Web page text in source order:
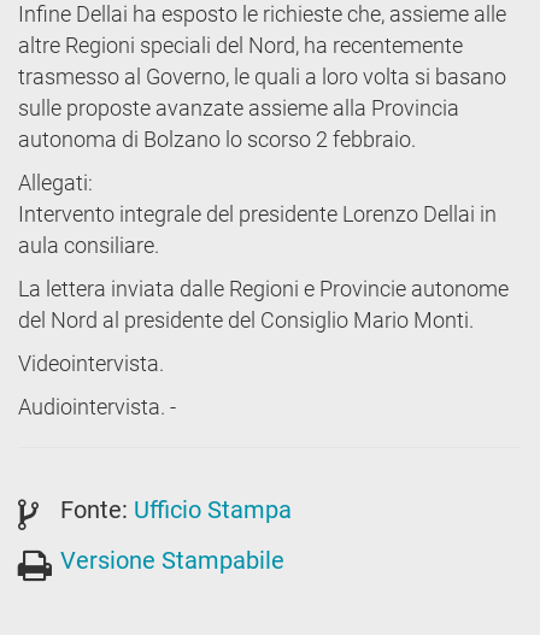
Infine Dellai ha esposto le richieste che, assieme alle
altre Regioni speciali del Nord, ha recentemente
trasmesso al Governo, le quali a loro volta si basano
sulle proposte avanzate assieme alla Provincia
autonoma di Bolzano lo scorso 2 febbraio.
Allegati:
Intervento integrale del presidente Lorenzo Dellai in
aula consiliare.
La lettera inviata dalle Regioni e Provincie autonome
del Nord al presidente del Consiglio Mario Monti.
Videointervista.
Audiointervista. -
Fonte: Ufficio Stampa
Versione Stampabile